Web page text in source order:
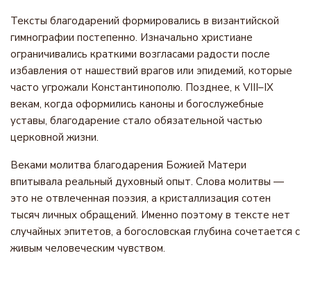
Тексты благодарений формировались в византийской
гимнографии постепенно. Изначально христиане
ограничивались краткими возгласами радости после
избавления от нашествий врагов или эпидемий, которые
часто угрожали Константинополю. Позднее, к VIII–IX
векам, когда оформились каноны и богослужебные
уставы, благодарение стало обязательной частью
церковной жизни.
Веками молитва благодарения Божией Матери
впитывала реальный духовный опыт. Слова молитвы —
это не отвлеченная поэзия, а кристаллизация сотен
тысяч личных обращений. Именно поэтому в тексте нет
случайных эпитетов, а богословская глубина сочетается с
живым человеческим чувством.